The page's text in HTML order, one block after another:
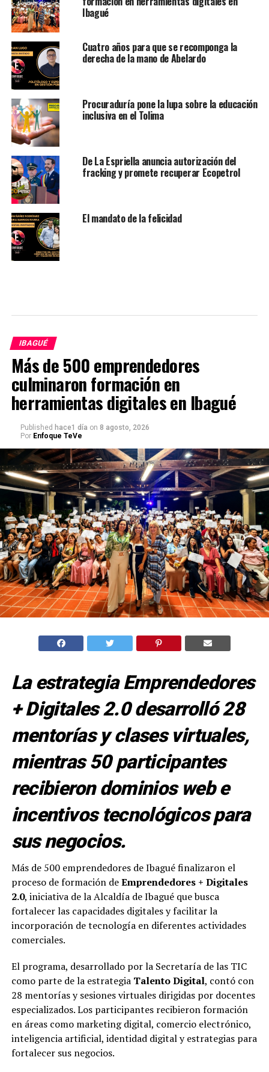
Ibagué
Cuatro años para que se recomponga la
derecha de la mano de Abelardo
Procuraduría pone la lupa sobre la educación
inclusiva en el Tolima
De La Espriella anuncia autorización del
fracking y promete recuperar Ecopetrol
El mandato de la felicidad
IBAGUÉ
Más de 500 emprendedores
culminaron formación en
herramientas digitales en Ibagué
Published hace1 día on 8 agosto, 2026
Por Enfoque TeVe
La estrategia Emprendedores
+ Digitales 2.0 desarrolló 28
mentorías y clases virtuales,
mientras 50 participantes
recibieron dominios web e
incentivos tecnológicos para
sus negocios.
Más de 500 emprendedores de Ibagué finalizaron el
proceso de formación deEmprendedores + Digitales
2.0, iniciativa de la Alcaldía de Ibagué que busca
fortalecer las capacidades digitales y facilitar la
incorporación de tecnología en diferentes actividades
comerciales.
El programa, desarrollado por la Secretaría de las TIC
como parte de la estrategia Talento Digital, contó con
28 mentorías y sesiones virtuales dirigidas por docentes
especializados. Los participantes recibieron formación
en áreas como marketing digital, comercio electrónico,
inteligencia artificial, identidad digital y estrategias para
fortalecer sus negocios.